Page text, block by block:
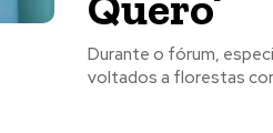
Durante o fórum,
voltados a florestas